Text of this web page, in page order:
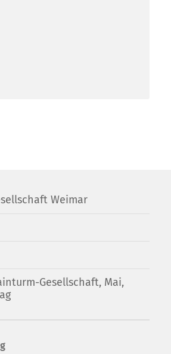
Weimar
Gesellschaft, Mai,